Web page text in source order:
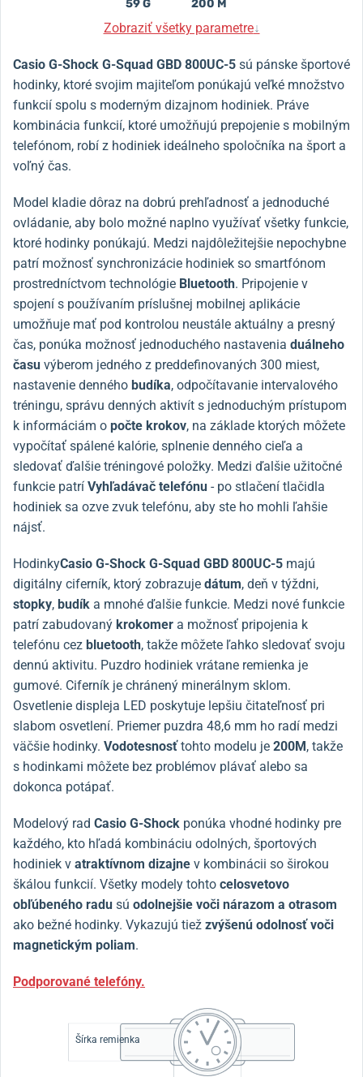
59 G 200 M
Zobraziť všetky parametre↓
Casio G-Shock G-Squad GBD 800UC-5 sú pánske športové
hodinky, ktoré svojim majiteľom ponúkajú veľké množstvo
funkcií spolu s moderným dizajnom hodiniek. Práve
kombinácia funkcií, ktoré umožňujú prepojenie s mobilným
telefónom, robí z hodiniek ideálneho spoločníka na šport a
voľný čas.
Model kladie dôraz na dobrú prehľadnosť a jednoduché
ovládanie, aby bolo možné naplno využívať všetky funkcie,
ktoré hodinky ponúkajú. Medzi najdôležitejšie nepochybne
patrí možnosť synchronizácie hodiniek so smartfónom
prostredníctvom technológie Bluetooth. Pripojenie v
spojení s používaním príslušnej mobilnej aplikácie
umožňuje mať pod kontrolou neustále aktuálny a presný
čas, ponúka možnosť jednoduchého nastavenia duálneho
času výberom jedného z preddefinovaných 300 miest,
nastavenie denného budíka, odpočítavanie intervalového
tréningu, správu denných aktivít s jednoduchým prístupom
k informáciám o počte krokov, na základe ktorých môžete
vypočítať spálené kalórie, splnenie denného cieľa a
sledovať ďalšie tréningové položky. Medzi ďalšie užitočné
funkcie patrí Vyhľadávač telefónu - po stlačení tlačidla
hodiniek sa ozve zvuk telefónu, aby ste ho mohli ľahšie
nájsť.
HodinkyCasio G-Shock G-Squad GBD 800UC-5 majú
digitálny ciferník, ktorý zobrazuje dátum, deň v týždni,
stopky, budík a mnohé ďalšie funkcie. Medzi nové funkcie
patrí zabudovaný krokomer a možnosť pripojenia k
telefónu cez bluetooth, takže môžete ľahko sledovať svoju
dennú aktivitu. Puzdro hodiniek vrátane remienka je
gumové. Ciferník je chránený minerálnym sklom.
Osvetlenie displeja LED poskytuje lepšiu čitateľnosť pri
slabom osvetlení. Priemer puzdra 48,6 mm ho radí medzi
väčšie hodinky. Vodotesnosťtohto modelu je 200M, takže
s hodinkami môžete bez problémov plávať alebo sa
dokonca potápať.
Modelový rad Casio G-Shock ponúka vhodné hodinky pre
každého, kto hľadá kombináciu odolných, športových
hodiniek v atraktívnom dizajne v kombinácii so širokou
škálou funkcií. Všetky modely tohto celosvetovo
obľúbeného radu sú odolnejšie voči nárazom a otrasom
ako bežné hodinky. Vykazujú tiež zvýšenú odolnosť voči
magnetickým poliam.
Podporované telefóny.
Šírka remienka